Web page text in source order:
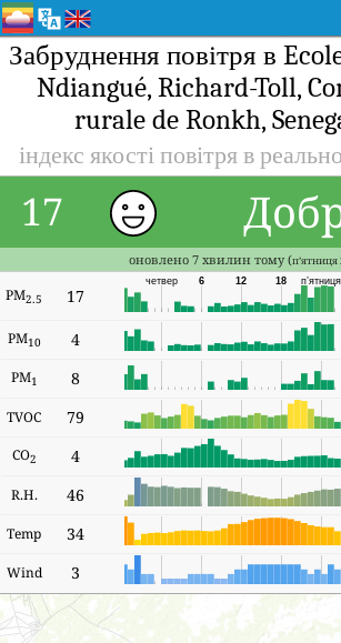
Забруднення повітря в
Ndiangué, Richard-Toll,
rurale de Ronkh,
індекс якості повітря в
17
оновлено 7 хвилин тому (п’ятниця
PM2.5 17
п’ятниця
18
12
6
четвер
PM10 4
PM1 8
TVOC 79
CO2 4
R.H. 46
Temp 34
Wind 3